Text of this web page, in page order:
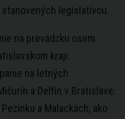
legislatívou.
na prevádzku osem
kraji.
na letných
a Delfín v Bratislave.
a Malackách, ako